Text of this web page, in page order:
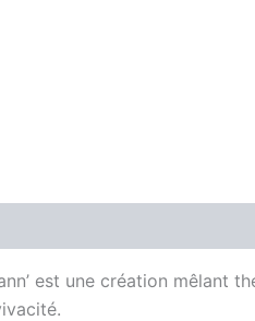
est une création mêlant